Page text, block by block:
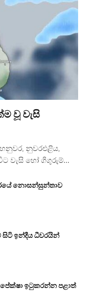
වූ වැසි
නුවරඑළිය,
වැසි හෝ ගිගුරුම්…
නොසන්සුන්තාව
සිටි ඉන්දීය ධීවරයින්
ඉටුකරන්න පළාත්